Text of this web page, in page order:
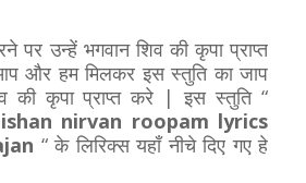
पर उन्हें भगवान शिव की कृपा प्राप्त
और हम मिलकर इस स्तुति का जाप
की कृपा प्राप्त करे | इस स्तुति “
nirvan roopam lyrics
“ के लिरिक्स यहाँ नीचे दिए गए हे